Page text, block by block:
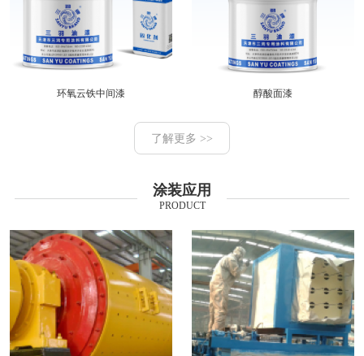
环氧云铁中间漆 醇酸面漆
了解更多 >>
涂装应用
PRODUCT